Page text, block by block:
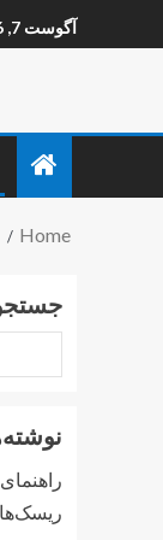
آگوست 7, 2026
Home